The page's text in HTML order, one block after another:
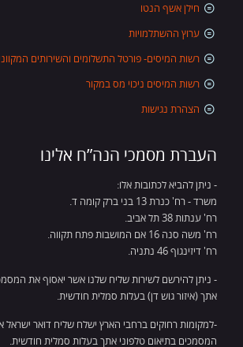
חילן אשף הנטו
ערוץ ההשתלמויות
רשות המיסים- פורטל התשלומים והשירותים
רשות המיסים ניכוי מס במקור
הצהרת נגישות
העברת מסמכי הנה”ח אלינו
- ניתן להביא לכתובות אלו:
משרד - רח' כנרת 13 בני ברק קומה ד.
רח' ענתות 38 תל אביב.
רח' משה סנה 16 אם המושבות פתח תקווה.
רח' דיזינגוף 46 נתניה.
- ניתן להירשם לשירות שליח שלנו אשר יאסוף את
אתך (איזור גוש דן) בעלות סמלית חודשית.
-למקומות רחוקים ברחבי הארץ ישלח שליח דואר ישראל
המסמכים בתיאום טלפוני אתך בעלות סמלית חודשית.